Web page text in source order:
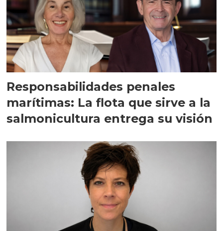
Responsabilidades penales
marítimas: La flota que sirve a la
salmonicultura entrega su visión